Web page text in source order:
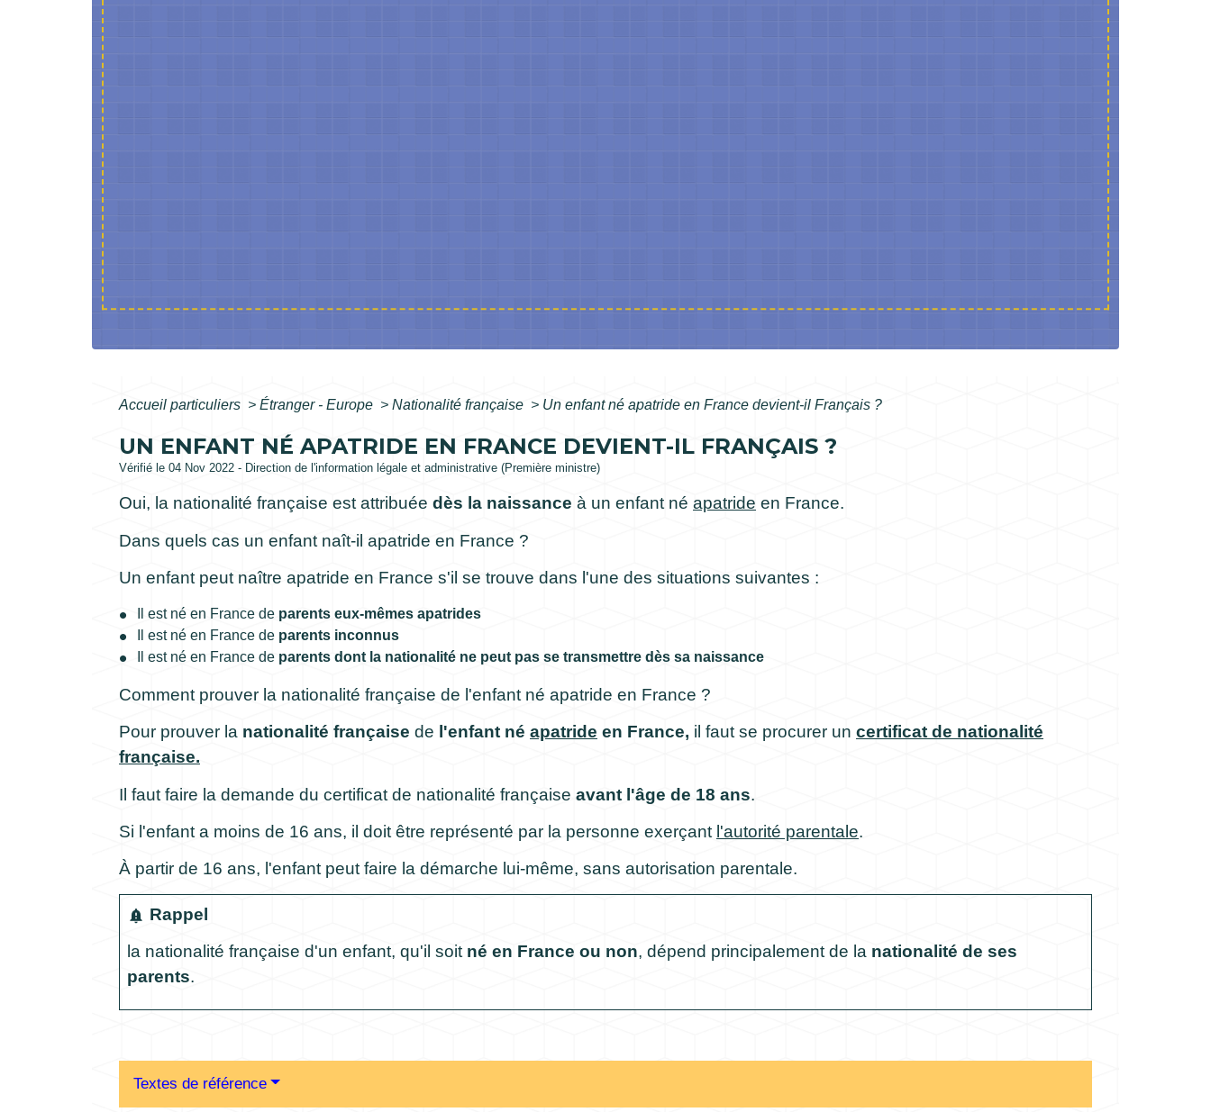
Accueil particuliers > Étranger - Europe > Nationalité française > Un enfant né apatride en France devient-il Français ?
UN ENFANT NÉ APATRIDE EN FRANCE DEVIENT-IL FRANÇAIS ?
Vérifié le 04 Nov 2022 - Direction de l'information légale et administrative (Première ministre)
Oui, la nationalité française est attribuée dès la naissance à un enfant né apatride en France.
Dans quels cas un enfant naît-il apatride en France ?
Un enfant peut naître apatride en France s'il se trouve dans l'une des situations suivantes :
Il est né en France de parents eux-mêmes apatrides
Il est né en France de parents inconnus
Il est né en France de parents dont la nationalité ne peut pas se transmettre dès sa naissance
Comment prouver la nationalité française de l'enfant né apatride en France ?
Pour prouver la nationalité française de l'enfant né apatride en France, il faut se procurer un certificat de nationalité
française.
Il faut faire la demande du certificat de nationalité française avant l'âge de 18 ans.
Si l'enfant a moins de 16 ans, il doit être représenté par la personne exerçant l'autorité parentale.
À partir de 16 ans, l'enfant peut faire la démarche lui-même, sans autorisation parentale.
notification_important Rappel
la nationalité française d'un enfant, qu'il soit né en France ou non, dépend principalement de la nationalité de ses
parents.
Textes de référence